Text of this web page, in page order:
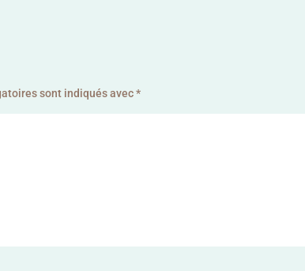
sont indiqués avec*